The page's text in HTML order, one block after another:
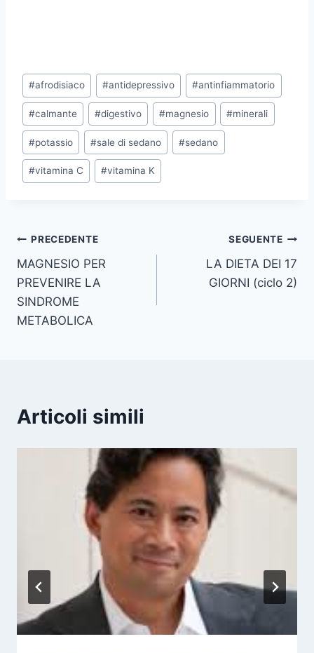
Tag
articolo:
#afrodisiaco #antidepressivo #antinfiammatorio
#calmante #digestivo #magnesio #minerali
#potassio #sale di sedano #sedano
#vitamina C #vitamina K
Navigazione
articoli
PRECEDENTE
MAGNESIO PER
PREVENIRE LA
SINDROME
METABOLICA
SEGUENTE
LA DIETA DEI 17
GIORNI (ciclo 2)
Articoli simili